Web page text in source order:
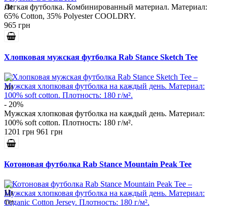
Легкая футболка. Комбинированный материал. Материал:
65% Cotton, 35% Polyester COOLDRY.
965 грн
Хлопковая мужская футболка Rab Stance Sketch Tee
- 20%
Мужская хлопковая футболка на каждый день. Материал:
100% soft cotton. Плотность: 180 г/м².
1201 грн 961 грн
Котоновая футболка Rab Stance Mountain Peak Tee